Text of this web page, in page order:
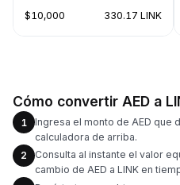
$10,000 330.17 LINK
Cómo convertir AED a
1
Ingresa el monto de AED que
calculadora de arriba.
2
Consulta al instante el valor
cambio de AED a LINK en